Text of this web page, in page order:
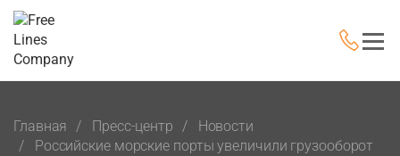
Главная Пресс-центр
Новости
Российские морские порты увеличили грузооборот